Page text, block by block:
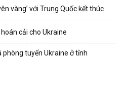
vàng’ với Trung Quốc kết thúc
cải cho Ukraine
phòng tuyến Ukraine ở tỉnh